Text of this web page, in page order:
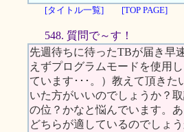
[タイトル一覧]
[TOP PAGE]
548. 質問で～す！
先週待ちに待ったTBが届き早
えずプログラムモードを使用
ています･･･。）教えて頂き
いた方がいいのでしょうか？
の位？かなと悩んでいます。
どちらが適しているのでしょ